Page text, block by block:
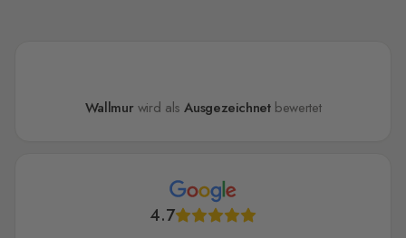
Wallmur wird alsAusgezeichnetbewertet
4.7